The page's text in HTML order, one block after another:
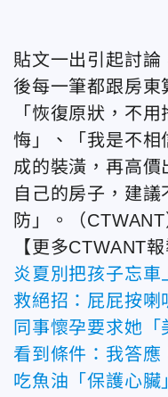
貼文一出引起討論
後每一筆都跟房東
「恢復原狀，不
悔」、「我是不相
成的裝潢，再高價
自己的房子，建
防」。（CTWANT
【更多CTWANT報
炎夏別把孩子忘
救絕招：屁屁按喇
同事懷孕要求她
看到條件：我答應
吃魚油「保護心